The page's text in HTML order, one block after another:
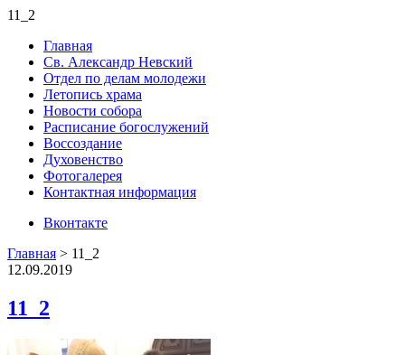
11_2
Главная
Св. Александр Невский
Отдел по делам молодежи
Летопись храма
Новости собора
Расписание богослужений
Воссоздание
Духовенство
Фотогалерея
Контактная информация
Вконтакте
Главная > 11_2
12.09.2019
11_2